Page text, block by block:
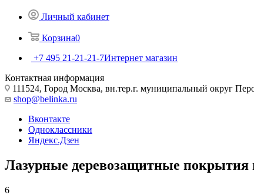
Личный кабинет
Корзина0
+7 495 21-21-21-7Интернет магазин
Контактная информация
111524, Город Москва, вн.тер.г. муниципальный округ
shop@belinka.ru
Вконтакте
Одноклассники
Яндекс.Дзен
Лазурные деревозащитные покрытия
6